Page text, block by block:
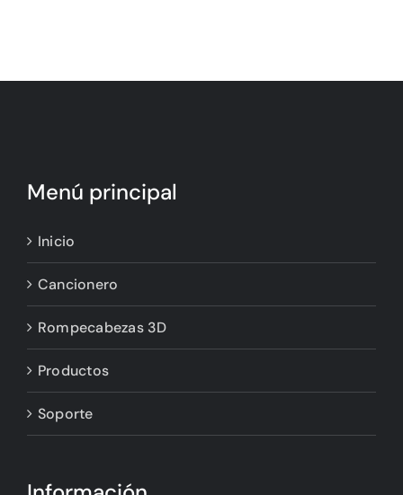
Menú principal
Inicio
Cancionero
Rompecabezas 3D
Productos
Soporte